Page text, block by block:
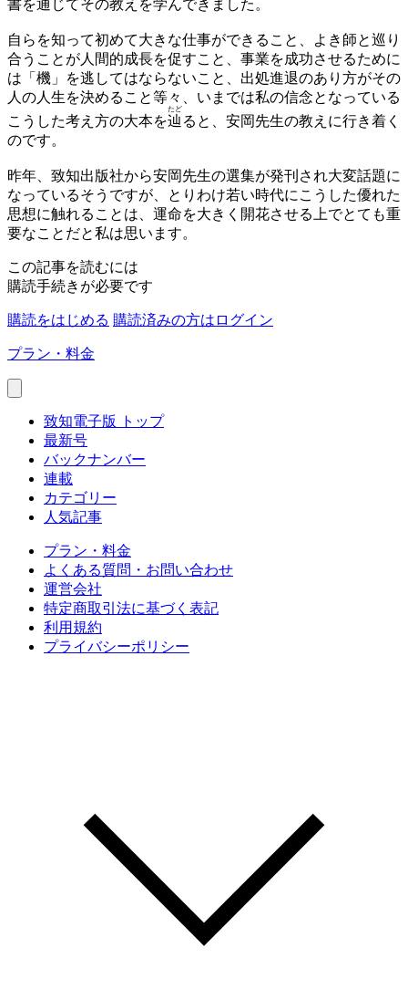
書を通じてその教えを学んできました。
自らを知って初めて大きな仕事ができること、よき師と巡り
合うことが人間的成長を促すこと、事業を成功させるために
は「機」を逃してはならないこと、出処進退のあり方がその
人の人生を決めること等々、いまでは私の信念となっている
こうした考え方の大本を辿
たど
ると、安岡先生の教えに行き着く
のです。
昨年、致知出版社から安岡先生の選集が発刊され大変話題に
なっているそうですが、とりわけ若い時代にこうした優れた
思想に触れることは、運命を大きく開花させる上でとても重
要なことだと私は思います。
この記事を読むには
購読手続きが必要です
購読をはじめる 購読済みの方はログイン
プラン・料金
致知電子版 トップ
最新号
バックナンバー
連載
カテゴリー
人気記事
プラン・料金
よくある質問・お問い合わせ
運営会社
特定商取引法に基づく表記
利用規約
プライバシーポリシー